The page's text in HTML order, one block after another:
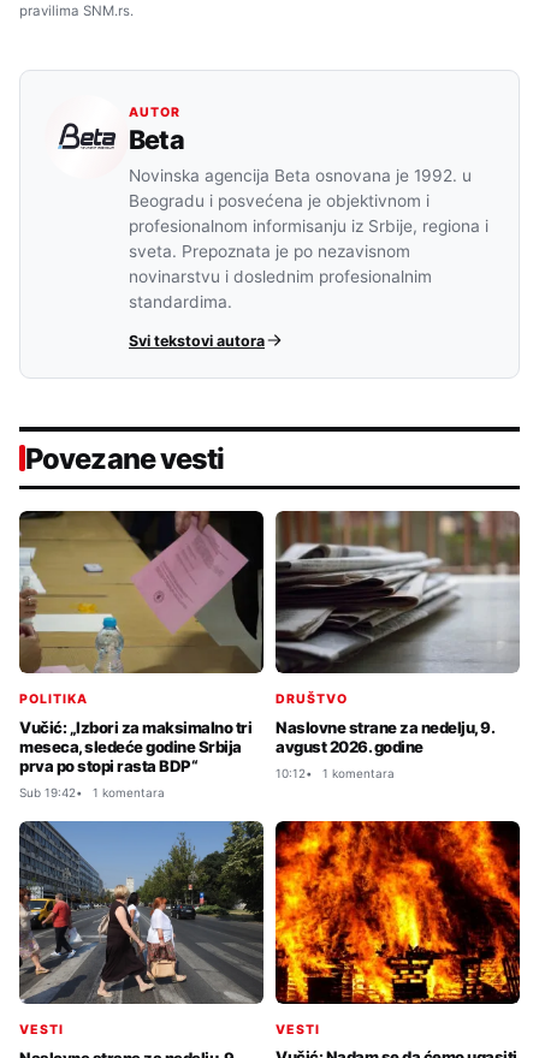
pravilima SNM.rs.
AUTOR
Beta
Novinska agencija Beta osnovana je 1992. u
Beogradu i posvećena je objektivnom i
profesionalnom informisanju iz Srbije, regiona i
sveta. Prepoznata je po nezavisnom
novinarstvu i doslednim profesionalnim
standardima.
Svi tekstovi autora
Povezane vesti
POLITIKA
Vučić: „Izbori za maksimalno tri
meseca, sledeće godine Srbija
prva po stopi rasta BDP“
Sub 19:42 1 komentara
DRUŠTVO
Naslovne strane za nedelju, 9.
avgust 2026. godine
10:12 1 komentara
VESTI VESTI